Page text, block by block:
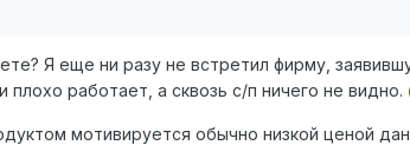
Я еще ни разу не встретил фирму,
работает, а сквозь с/п ничего не видно.
мотивируется обычно низкой ценой